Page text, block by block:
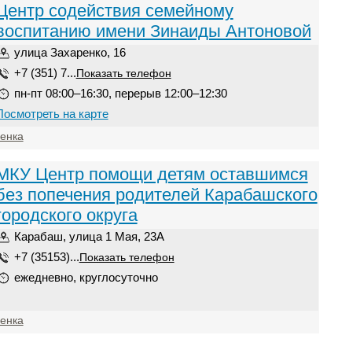
содействия семейному
имени Зинаиды Антоновой
улица Захаренко, 16
+7 (351) 7... Показать телефон
пн-пт 08:00–16:30, перерыв 12:00–12:30
на карте
Центр помощи детям оставшимся
попечения родителей Карабашского
округа
Карабаш, улица 1 Мая, 23А
+7 (35153)... Показать телефон
ежедневно, круглосуточно